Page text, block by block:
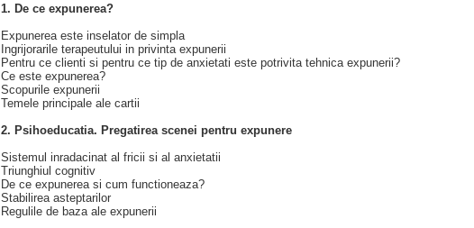
1. De ce expunerea?
Expunerea este inselator de simpla
Ingrijorarile terapeutului in privinta expunerii
Pentru ce clienti si pentru ce tip de anxietati este potrivita tehnica expunerii?
Ce este expunerea?
Scopurile expunerii
Temele principale ale cartii
2. Psihoeducatia. Pregatirea scenei pentru expunere
Sistemul inradacinat al fricii si al anxietatii
Triunghiul cognitiv
De ce expunerea si cum functioneaza?
Stabilirea asteptarilor
Regulile de baza ale expunerii